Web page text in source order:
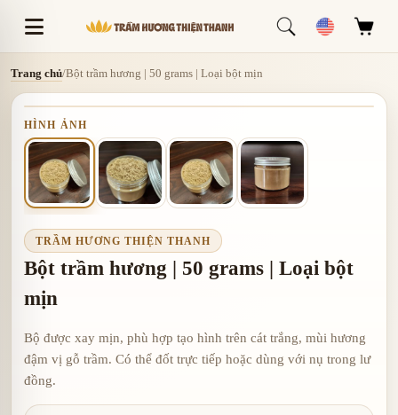
Trang chủ/Bột trầm hương | 50 grams | Loại bột mịn
HÌNH ẢNH
TRẦM HƯƠNG THIỆN THANH
Bột trầm hương | 50 grams | Loại bột
mịn
Bộ được xay mịn, phù hợp tạo hình trên cát trắng, mùi hương
đậm vị gỗ trầm. Có thể đốt trực tiếp hoặc dùng với nụ trong lư
đồng.